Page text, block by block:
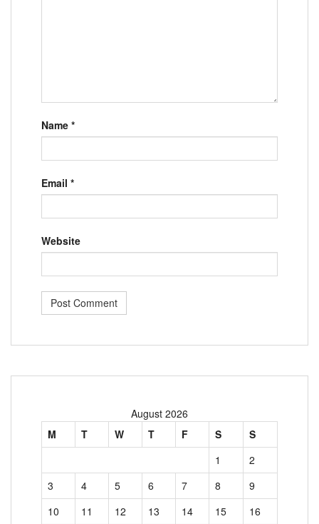
Name *
Email *
Website
August 2026
M
T W T F S
S
1
2
3
4 5 6 7 8
9
10
11 12 13 14 15
16